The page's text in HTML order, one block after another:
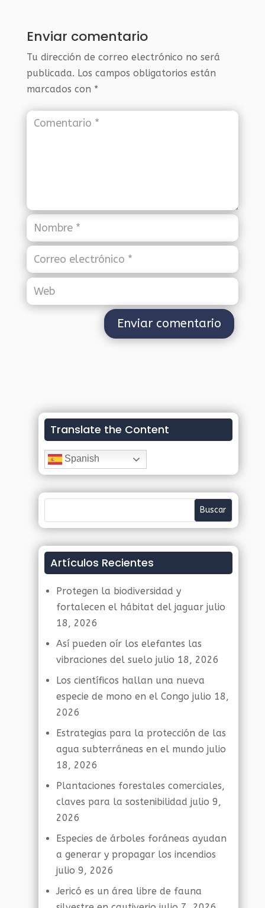
Enviar comentario
Tu dirección de correo electrónico no será
publicada. Los campos obligatorios están
marcados con *
Translate the Content
Spanish
Artículos Recientes
Protegen la biodiversidad y
fortalecen el hábitat del jaguar julio
18, 2026
Así pueden oír los elefantes las
vibraciones del suelo julio 18, 2026
Los científicos hallan una nueva
especie de mono en el Congo julio 18,
2026
Estrategias para la protección de las
agua subterráneas en el mundo julio
18, 2026
Plantaciones forestales comerciales,
claves para la sostenibilidad julio 9,
2026
Especies de árboles foráneas ayudan
a generar y propagar los incendios
julio 9, 2026
Jericó es un área libre de fauna